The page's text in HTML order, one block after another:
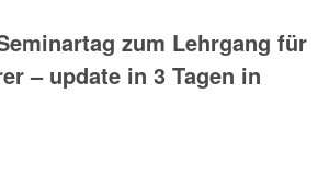
zum Lehrgang für
– update in 3 Tagen in